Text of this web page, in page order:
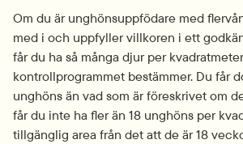
Om du är unghönsuppfödare med
med i och uppfyller villkoren i ett
får du ha så många djur per
kontrollprogrammet bestämmer. Du får
unghöns än vad som är föreskrivet om
får du inte ha fler än 18 unghöns per
tillgänglig area från det att de är 18